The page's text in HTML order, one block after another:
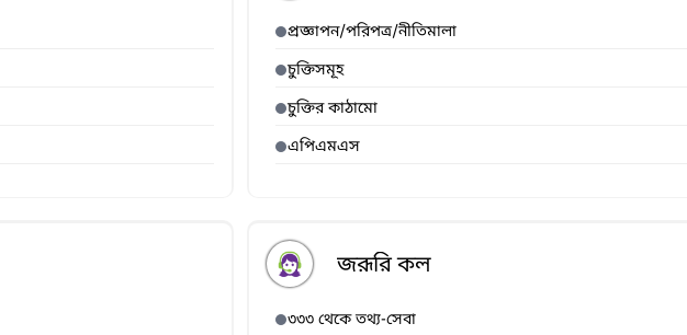
প্রজ্ঞাপন/পরিপত্র/নীতিমালা
চুক্তিসমূহ
চুক্তির কাঠামো
এপিএমএস
জরূরি কল
৩৩৩ থেকে তথ্য-সেবা